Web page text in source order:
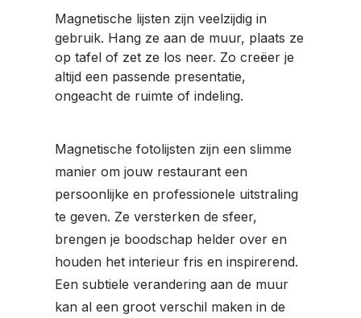
Magnetische lijsten zijn veelzijdig in
gebruik. Hang ze aan de muur, plaats ze
op tafel of zet ze los neer. Zo creëer je
altijd een passende presentatie,
ongeacht de ruimte of indeling.
Magnetische fotolijsten zijn een slimme
manier om jouw restaurant een
persoonlijke en professionele uitstraling
te geven. Ze versterken de sfeer,
brengen je boodschap helder over en
houden het interieur fris en inspirerend.
Een subtiele verandering aan de muur
kan al een groot verschil maken in de